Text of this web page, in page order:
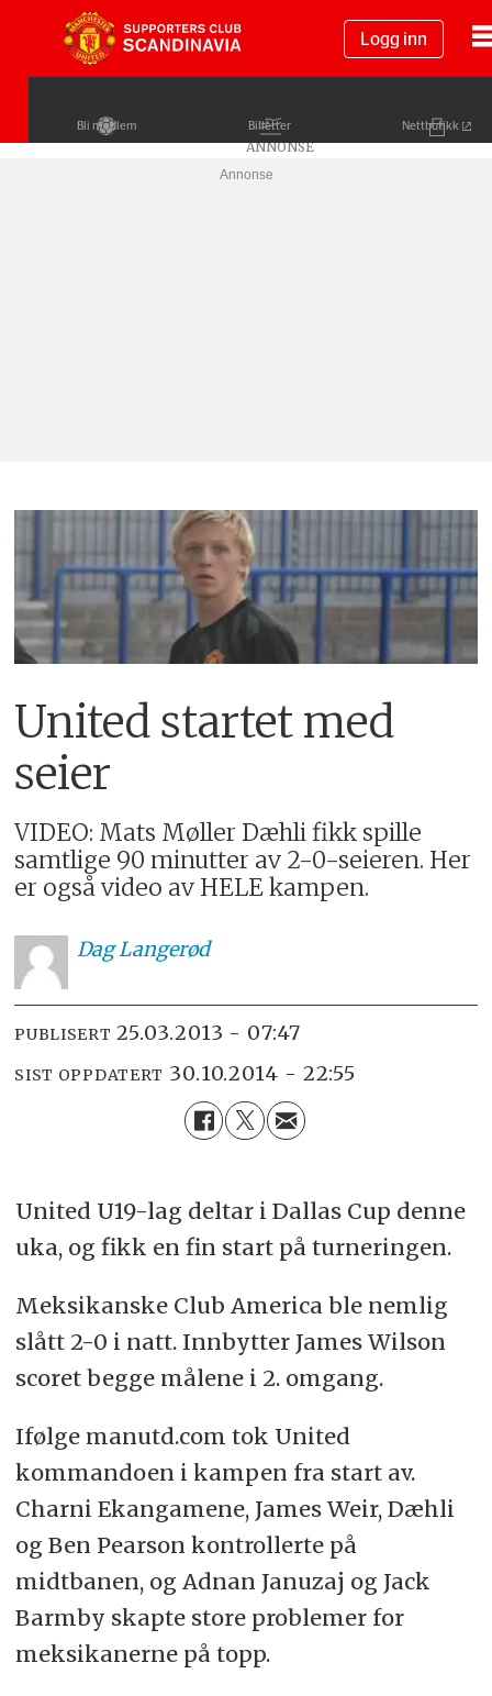
Logg inn
Bli medlem Billetter Nettbutikk
Annonse
United startet med
seier
VIDEO: Mats Møller Dæhli fikk spille
samtlige 90 minutter av 2-0-seieren. Her
er også video av HELE kampen.
DagLangerød
PUBLISERT 25.03.2013 - 07:47
SIST OPPDATERT 30.10.2014 - 22:55
United U19-lag deltar i Dallas Cup denne
uka, og fikk en fin start på turneringen.
Meksikanske Club America ble nemlig
slått 2-0 i natt. Innbytter James Wilson
scoret begge målene i 2. omgang.
Ifølge manutd.com tok United
kommandoen i kampen fra start av.
Charni Ekangamene, James Weir, Dæhli
og Ben Pearson kontrollerte på
midtbanen, og Adnan Januzaj og Jack
Barmby skapte store problemer for
meksikanerne på topp.